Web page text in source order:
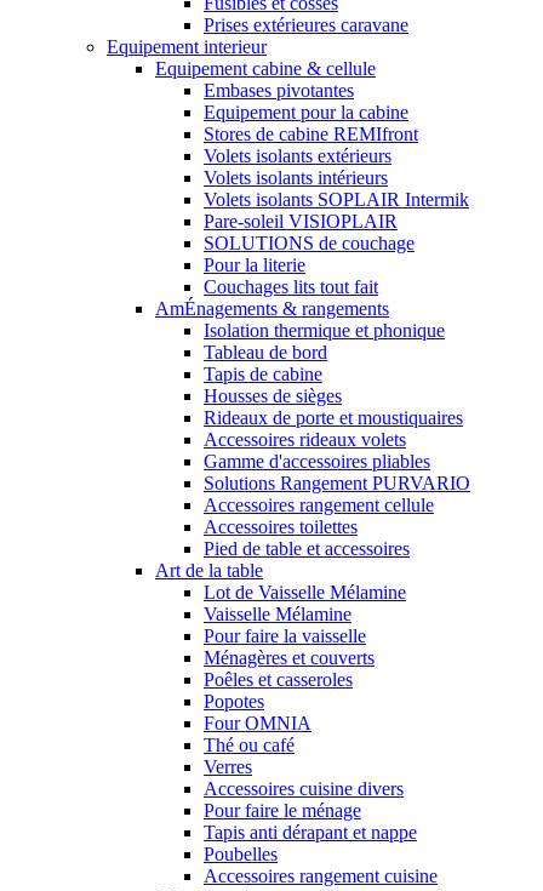
Prises extérieures caravane
Equipement interieur
Equipement cabine & cellule
Embases pivotantes
Equipement pour la cabine
Stores de cabine REMIfront
Volets isolants extérieurs
Volets isolants intérieurs
Volets isolants SOPLAIR Intermik
Pare-soleil VISIOPLAIR
SOLUTIONS de couchage
Pour la literie
Couchages lits tout fait
AmÉnagements & rangements
Isolation thermique et phonique
Tableau de bord
Tapis de cabine
Housses de sièges
Rideaux de porte et moustiquaires
Accessoires rideaux volets
Gamme d'accessoires pliables
Solutions Rangement PURVARIO
Accessoires rangement cellule
Accessoires toilettes
Pied de table et accessoires
Art de la table
Lot de Vaisselle Mélamine
Vaisselle Mélamine
Pour faire la vaisselle
Ménagères et couverts
Poêles et casseroles
Popotes
Four OMNIA
Thé ou café
Verres
Accessoires cuisine divers
Pour faire le ménage
Tapis anti dérapant et nappe
Poubelles
Accessoires rangement cuisine